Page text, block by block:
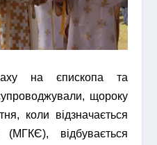
на єпископа та
щороку
коли відзначається
відбувається